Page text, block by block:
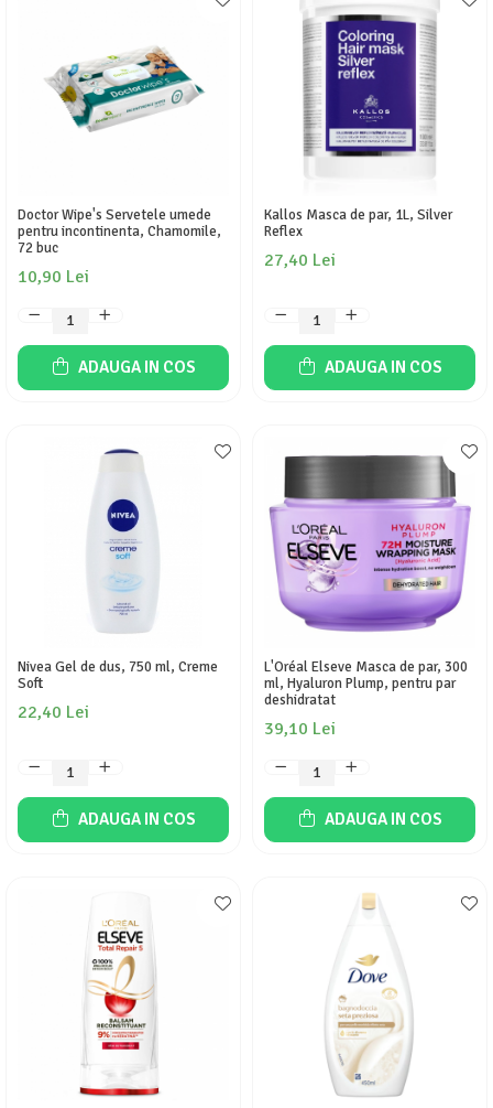
Doctor Wipe's Servetele umede
pentru incontinenta, Chamomile,
72 buc
10,90 Lei
ADAUGA IN COS
Kallos Masca de par, 1L, Silver
Reflex
27,40 Lei
ADAUGA IN COS
Nivea Gel de dus, 750 ml, Creme
Soft
22,40 Lei
ADAUGA IN COS
L'Oréal Elseve Masca de par, 300
ml, Hyaluron Plump, pentru par
deshidratat
39,10 Lei
ADAUGA IN COS